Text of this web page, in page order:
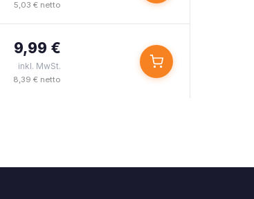
5,03 € netto
9,99 €
inkl. MwSt.
8,39 € netto